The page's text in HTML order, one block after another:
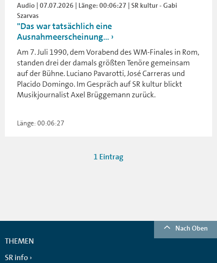
Audio | 07.07.2026 | Länge: 00:06:27 | SR kultur - Gabi
Szarvas
"Das war tatsächlich eine
Ausnahmeerscheinung...
Am 7. Juli 1990, dem Vorabend des WM-Finales in Rom,
standen drei der damals größten Tenöre gemeinsam
auf der Bühne. Luciano Pavarotti, José Carreras und
Placido Domingo. Im Gespräch auf SR kultur blickt
Musikjournalist Axel Brüggemann zurück.
Länge: 00:06:27
1 Eintrag
Nach Oben
THEMEN
SR info